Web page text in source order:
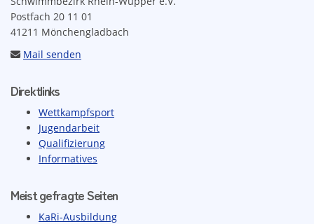
Postfach 20 11 01
41211 Mönchengladbach
Mail senden
Direktlinks
Wettkampfsport
Jugendarbeit
Qualifizierung
Informatives
Meist gefragte Seiten
KaRi-Ausbildung